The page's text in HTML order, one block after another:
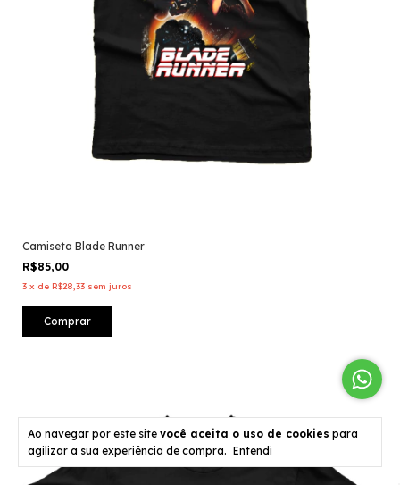
Ao navegar por este site você aceita o uso de cookies para
agilizar a sua experiência de compra. Entendi
Camiseta Blade Runner
R$85,00
3 x de R$28,33 sem juros
Comprar